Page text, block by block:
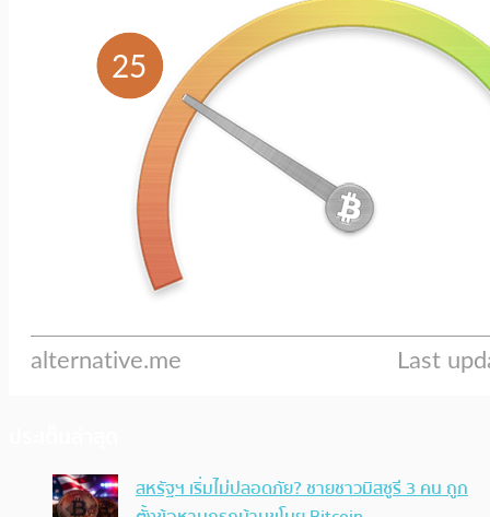
สหรัฐฯ เริ่มไม่ปลอดภัย? ชายชาวมิสซูรี 3 คน ถูก